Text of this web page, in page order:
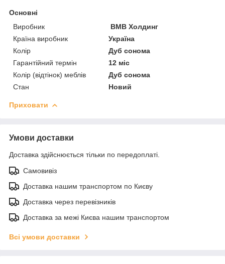
Основні
Виробник
ВМВ Холдинг
Країна виробник
Україна
Колір
Дуб сонома
Гарантійний термін
12 міс
Колір (відтінок) меблів
Дуб сонома
Стан
Новий
Приховати
Умови доставки
Доставка здійснюється тільки по передоплаті.
Самовивіз
Доставка нашим транспортом по Києву
Доставка через перевізників
Доставка за межі Києва нашим транспортом
Всі умови доставки